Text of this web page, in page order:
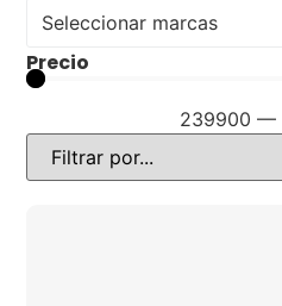
Seleccionar marcas
Precio
239900 —